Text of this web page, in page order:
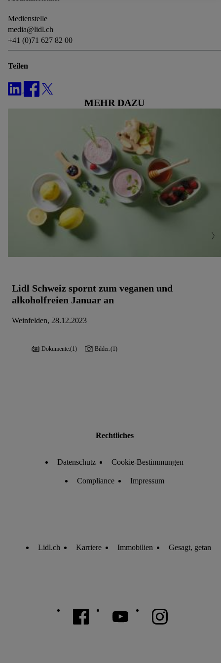
Medienstelle
media@lidl.ch
+41 (0)71 627 82 00
Teilen
MEHR DAZU
Lidl Schweiz spornt zum veganen und
alkoholfreien Januar an
Weinfelden, 28.12.2023
Dokumente:(1) Bilder:(1)
Rechtliches
Datenschutz Cookie-Bestimmungen
Compliance Impressum
Lidl.ch Karriere Immobilien Gesagt, getan
notwendiger Techniken zulassen. Durch einen Klick auf
„Zustimmen“ stimmst du allen Verarbeitungen zu sämtlichen
vorgenannten Zwecken zu. Weitere Informationen, auch zur
Einwilligung jederzeit mit Wirkung für die Zukunft zu
widerrufen, findest du in unseren
Die Impressen findest du hier.